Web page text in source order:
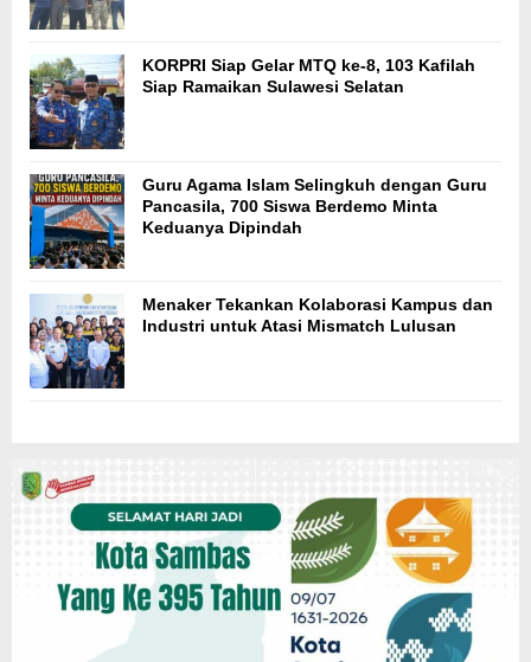
KORPRI Siap Gelar MTQ ke-8, 103 Kafilah
Siap Ramaikan Sulawesi Selatan
Guru Agama Islam Selingkuh dengan Guru
Pancasila, 700 Siswa Berdemo Minta
Keduanya Dipindah
Menaker Tekankan Kolaborasi Kampus dan
Industri untuk Atasi Mismatch Lulusan